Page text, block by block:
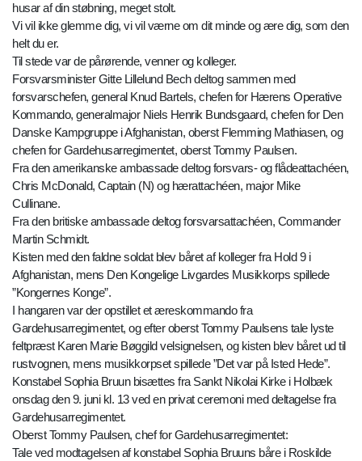
husar af din støbning, meget stolt.
Vi vil ikke glemme dig, vi vil værne om dit minde og ære dig, som den
helt du er.
Til stede var de pårørende, venner og kolleger.
Forsvarsminister Gitte Lillelund Bech deltog sammen med
forsvarschefen, general Knud Bartels, chefen for Hærens Operative
Kommando, generalmajor Niels Henrik Bundsgaard, chefen for Den
Danske Kampgruppe i Afghanistan, oberst Flemming Mathiasen, og
chefen for Gardehusarregimentet, oberst Tommy Paulsen.
Fra den amerikanske ambassade deltog forsvars- og flådeattachéen,
Chris McDonald, Captain (N) og hærattachéen, major Mike
Cullinane.
Fra den britiske ambassade deltog forsvarsattachéen, Commander
Martin Schmidt.
Kisten med den faldne soldat blev båret af kolleger fra Hold 9 i
Afghanistan, mens Den Kongelige Livgardes Musikkorps spillede
”Kongernes Konge”.
I hangaren var der opstillet et æreskommando fra
Gardehusarregimentet, og efter oberst Tommy Paulsens tale lyste
feltpræst Karen Marie Bøggild velsignelsen, og kisten blev båret ud til
rustvognen, mens musikkorpset spillede ”Det var på Isted Hede”.
Konstabel Sophia Bruun bisættes fra Sankt Nikolai Kirke i Holbæk
onsdag den 9. juni kl. 13 ved en privat ceremoni med deltagelse fra
Gardehusarregimentet.
Oberst Tommy Paulsen, chef for Gardehusarregimentet:
Tale ved modtagelsen af konstabel Sophia Bruuns båre i Roskilde